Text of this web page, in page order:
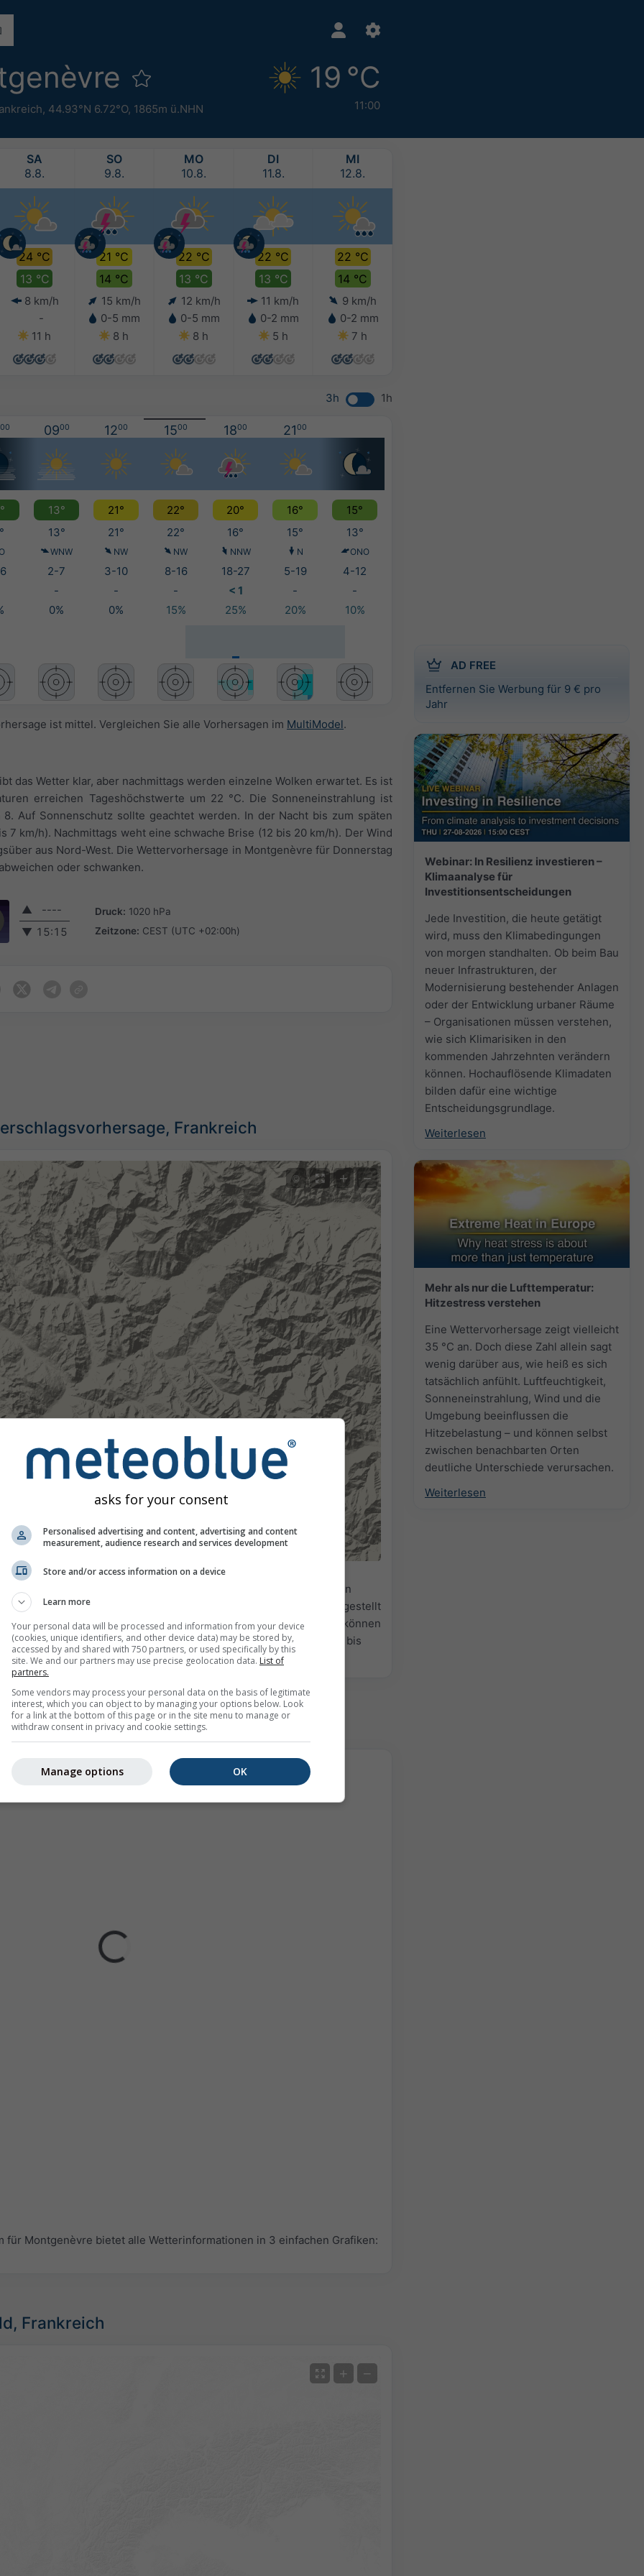
, 44.93°N 6.72°O, 1865m ü.NHN
19 °C
11:00
AD FREE
Entfernen Sie Werbung für 9 € pro
Jahr
Webinar: In Resilienz investieren –
Klimaanalyse für
Investitionsentscheidungen
Jede Investition, die heute getätigt
wird, muss den Klimabedingungen
von morgen standhalten. Ob beim Bau
neuer Infrastrukturen, der
Modernisierung bestehender Anlagen
oder der Entwicklung urbaner Räume
– Organisationen müssen verstehen,
wie sich Klimarisiken in den
kommenden Jahrzehnten verändern
können. Hochauflösende Klimadaten
bilden dafür eine wichtige
Entscheidungsgrundlage.
Weiterlesen
Mehr als nur die Lufttemperatur:
Hitzestress verstehen
Eine Wettervorhersage zeigt vielleicht
35 °C an. Doch diese Zahl allein sagt
wenig darüber aus, wie heiß es sich
tatsächlich anfühlt. Luftfeuchtigkeit,
Sonneneinstrahlung, Wind und die
Umgebung beeinflussen die
Hitzebelastung – und können selbst
zwischen benachbarten Orten
deutliche Unterschiede verursachen.
Weiterlesen
SA
8.8.
24 °C
13 °C
8 km/h
-
11 h
SO
9.8.
21 °C
14 °C
15 km/h
0-5 mm
8 h
MO
10.8.
22 °C
13 °C
12 km/h
0-5 mm
8 h
DI
11.8.
22 °C
13 °C
11 km/h
0-2 mm
5 h
MI
12.8.
22 °C
14 °C
9 km/h
0-2 mm
7 h
3h 1h
00 0900 1200 1500 1800 2100
13° 21° 22° 20° 16°
15°
13° 21° 22° 16° 15° 13°
WNW NW NW NNW N ONO
2-7 3-10 8-16 18-27 5-19
4-12
- - - < 1 -
-
0% 0% 15% 25% 20% 10%
ist mittel. Vergleichen Sie alle Vorhersagen im MultiModel.
das Wetter klar, aber nachmittags werden einzelne Wolken erwartet. Es ist
erreichen Tageshöchstwerte um 22 °C. Die Sonneneinstrahlung ist
Auf Sonnenschutz sollte geachtet werden. In der Nacht bis zum späten
7 km/h). Nachmittags weht eine schwache Brise (12 bis 20 km/h). Der Wind
aus Nord-West. Die Wettervorhersage in Montgenèvre für Donnerstag
oder schwanken.
▲
----
▼ 15:15
Druck: 1020 hPa
Zeitzone: CEST (UTC +02:00h)
Frankreich
© + −
Moderat Sehr schwer
Diese Animation zeigt das
für den
eine2h-Vorhersage
. Orange Kreuze zeigen Blitze an. Daten bereitgestellt
USA, Europa, Australien). Nieselregen oder leichter Schneefall können
Die Niederschlagsintensitätist farbcodiert und reicht von hellblau bis
für Montgenèvre
für Montgenèvre bietet alle Wetterinformationen in 3 einfachen Grafiken:
Frankreich
+ −
asks for your consent
Personalised advertising and content, advertising and content
measurement, audience research and services development
Store and/or access information on a device
Learn more
Your personal data will be processed and information from your device
(cookies, unique identifiers, and other device data) may be stored by,
accessed by and shared with 750 partners, or used specifically by this
site. We and our partners may use precise geolocation data. List of
partners.
Some vendors may process your personal data on the basis of legitimate
interest, which you can object to by managing your options below. Look
for a link at the bottom of this page or in the site menu to manage or
withdraw consent in privacy and cookie settings.
OK
Manage options